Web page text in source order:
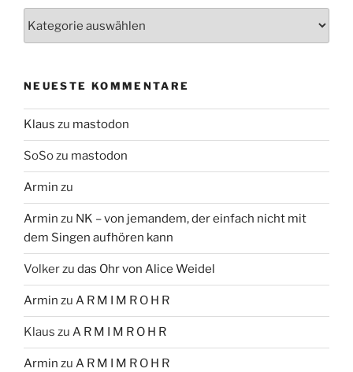
NEUESTE KOMMENTARE
Klaus zu mastodon
SoSozu mastodon
Armin zu
Armin zu NK – von jemandem, der einfach nicht mit
dem Singen aufhören kann
Volkerzu das Ohr von Alice Weidel
Armin zu A R M I M R O H R
Klaus zu A R M I M R O H R
Armin zu A R M I M R O H R